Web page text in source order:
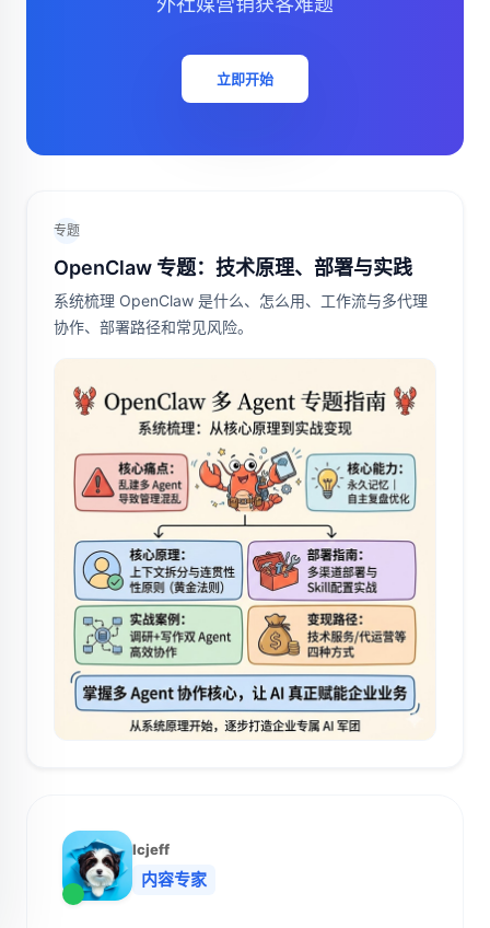
立即开始
专题
OpenClaw 专题：技术原理、部署与实践
系统梳理 OpenClaw 是什么、怎么用、工作流与多代理
协作、部署路径和常见风险。
lcjeff
内容专家